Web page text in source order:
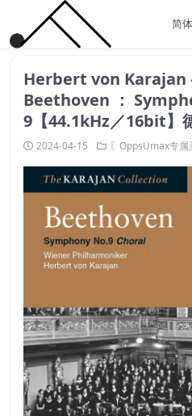
Herbert von Karajan
Beethoven ：
9【44.1kHz／16bit】
2024-04-15 〖OppsUmax专属〗